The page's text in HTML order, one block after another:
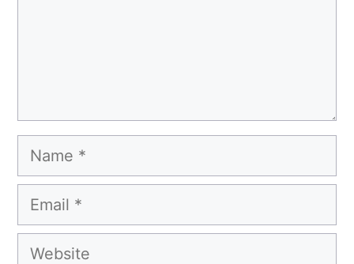
Name
Email
Website